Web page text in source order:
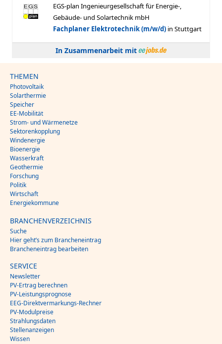
In Zusammenarbeit mit
THEMEN
Photovoltaik
Solarthermie
Speicher
EE-Mobilität
Strom- und Wärmenetze
Sektorenkopplung
Windenergie
Bioenergie
Wasserkraft
Geothermie
Forschung
Politik
Wirtschaft
Energiekommune
BRANCHENVERZEICHNIS
Suche
Hier geht’s zum Brancheneintrag
Brancheneintrag bearbeiten
SERVICE
Newsletter
PV-Ertrag berechnen
PV-Leistungsprognose
EEG-Direktvermarkungs-Rechner
PV-Modulpreise
Strahlungsdaten
Stellenanzeigen
Wissen